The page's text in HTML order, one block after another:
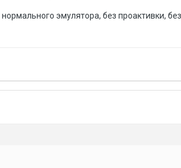
эмулятора, без проактивки,